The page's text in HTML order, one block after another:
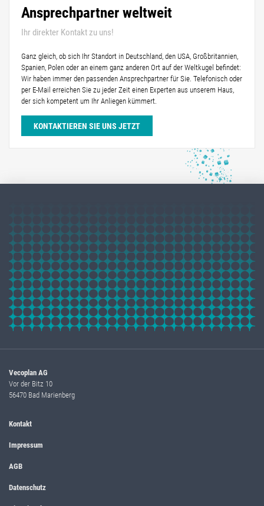
Ansprechpartner weltweit
Ihr direkter Kontakt zu uns!
Ganz gleich, ob sich Ihr Standort in Deutschland, den USA, Großbritannien,
Spanien, Polen oder an einem ganz anderen Ort auf der Weltkugel befindet:
Wir haben immer den passenden Ansprechpartner für Sie. Telefonisch oder
per E-Mail erreichen Sie zu jeder Zeit einen Experten aus unserem Haus,
der sich kompetent um Ihr Anliegen kümmert.
KONTAKTIEREN SIE UNS JETZT
Vecoplan AG
Vor der Bitz 10
56470 Bad Marienberg
Kontakt
Impressum
AGB
Datenschutz